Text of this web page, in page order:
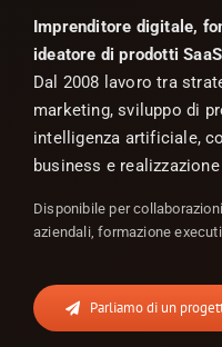
Imprenditore digitale,
ideatore di prodotti
Dal 2008 lavoro tra
marketing, sviluppo di
intelligenza artificiale,
business e
Disponibile per
aziendali, formazione
Parliamo di un